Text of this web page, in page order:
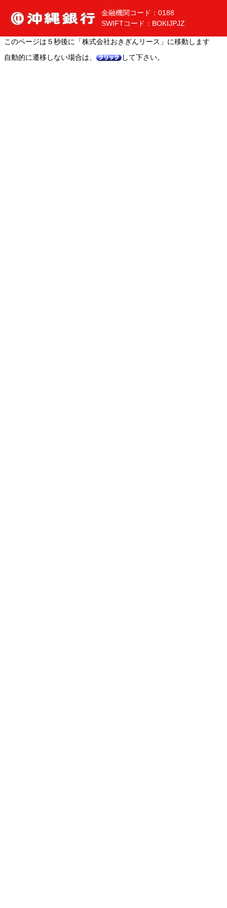
金融機関コード：0188
SWIFTコード：BOKIJPJZ
このページは５秒後に「株式会社おきぎんリース」に移動します
自動的に遷移しない場合は、
して下さい。